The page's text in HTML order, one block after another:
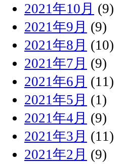
2021年10月 (9)
2021年9月 (9)
2021年8月 (10)
2021年7月 (9)
2021年6月 (11)
2021年5月 (1)
2021年4月 (9)
2021年3月 (11)
2021年2月 (9)